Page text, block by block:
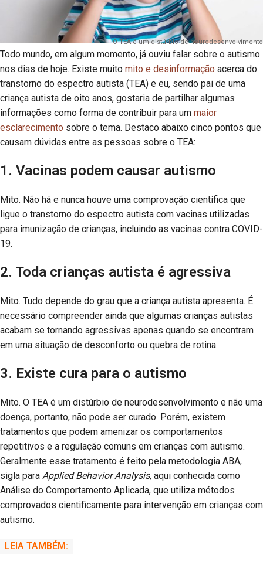
O TEA é um distúrbio de neurodesenvolvimento
Todo mundo, em algum momento, já ouviu falar sobre o autismo
nos dias de hoje. Existe muito mito e desinformação acerca do
transtorno do espectro autista (TEA) e eu, sendo pai de uma
criança autista de oito anos, gostaria de partilhar algumas
informações como forma de contribuir para um maior
esclarecimento sobre o tema. Destaco abaixo cinco pontos que
causam dúvidas entre as pessoas sobre o TEA:
1. Vacinas podem causar autismo
Mito. Não há e nunca houve uma comprovação científica que
ligue o transtorno do espectro autista com vacinas utilizadas
para imunização de crianças, incluindo as vacinas contra COVID-
19.
2. Toda crianças autista é agressiva
Mito. Tudo depende do grau que a criança autista apresenta. É
necessário compreender ainda que algumas crianças autistas
acabam se tornando agressivas apenas quando se encontram
em uma situação de desconforto ou quebra de rotina.
3. Existe cura para o autismo
Mito. O TEA é um distúrbio de neurodesenvolvimento e não uma
doença, portanto, não pode ser curado. Porém, existem
tratamentos que podem amenizar os comportamentos
repetitivos e a regulação comuns em crianças com autismo.
Geralmente esse tratamento é feito pela metodologia ABA,
sigla para Applied Behavior Analysis, aqui conhecida como
Análise do Comportamento Aplicada, que utiliza métodos
comprovados cientificamente para intervenção em crianças com
autismo.
LEIA TAMBÉM: